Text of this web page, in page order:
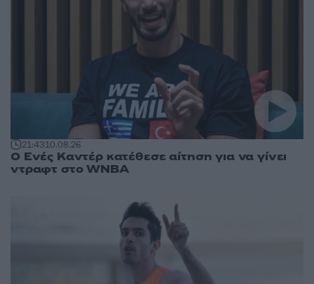
21:4310.08.26
Ο Ενές Καντέρ κατέθεσε αίτηση για να γίνει
ντραφτ στο WNBA